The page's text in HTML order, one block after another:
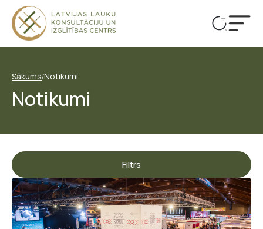
Sākums/Notikumi
Notikumi
Filtrs